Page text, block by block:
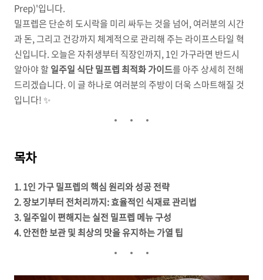
Prep)'입니다.
밀프렙은 단순히 도시락을 미리 싸두는 것을 넘어, 여러분의 시간
과 돈, 그리고 건강까지 체계적으로 관리해 주는 라이프스타일 혁
신입니다. 오늘은 자취생부터 직장인까지, 1인 가구라면 반드시
알아야 할일주일 식단 밀프렙 최적화 가이드를 아주 상세히 전해
드리겠습니다. 이 글 하나로 여러분의 주방이 더욱 스마트해질 것
입니다! ✨
목차
1. 1인 가구 밀프렙의 핵심 원리와 성공 전략
2. 장보기부터 전처리까지: 효율적인 식재료 관리법
3. 일주일이 편해지는 실전 밀프렙 메뉴 구성
4. 안전한 보관 및 최상의 맛을 유지하는 가열 팁